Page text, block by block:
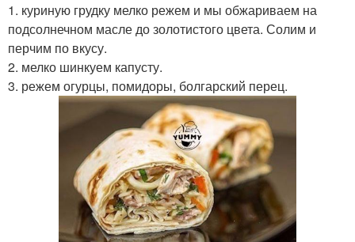
1. куриную грудку мелко режем и мы обжариваем на
подсолнечном масле до золотистого цвета. Солим и
перчим по вкусу.
2. мелко шинкуем капусту.
3. режем огурцы, помидоры, болгарский перец.